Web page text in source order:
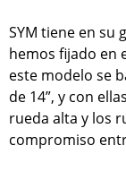
SYM tiene en su
hemos fijado en
este modelo se
de 14”, y con
rueda alta y los
compromiso